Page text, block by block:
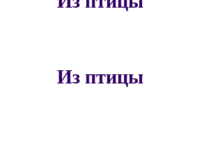
Из птицы